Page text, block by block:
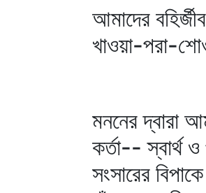
আমাদের
খাওয়া-পরা-
মননের দ্বারা
কর্তা-- স্বার্থ
সংসারের